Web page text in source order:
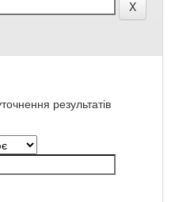
результатів